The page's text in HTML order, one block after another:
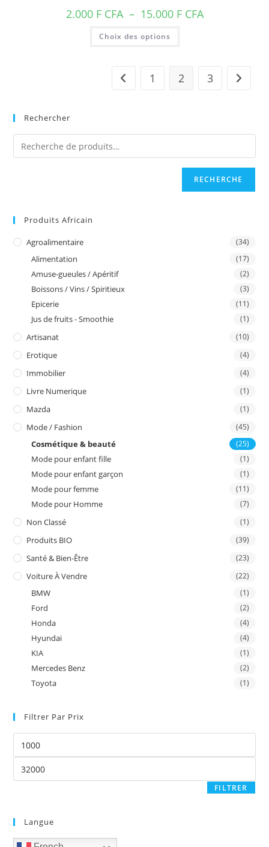
2.000 F CFA – 15.000 F CFAde
Choix des options
Ce
a
options
1 2 3
Rechercher
RECHERCHE
Produits Africain
Agroalimentaire (34)
Alimentation (17)
Amuse-gueules / Apéritif (2)
Boissons / Vins / Spiritieux (3)
Epicerie (11)
Jus de fruits - Smoothie (1)
Artisanat (10)
Erotique (4)
Immobilier (4)
Livre Numerique (1)
Mazda (1)
Mode / Fashion (45)
Cosmétique & beauté (25)
Mode pour enfant fille (1)
Mode pour enfant garçon (1)
Mode pour femme (11)
Mode pour Homme (7)
Non Classé (1)
Produits BIO (39)
Santé & Bien-Être (23)
Voiture À Vendre (22)
BMW (1)
Ford (2)
Honda (4)
Hyundai (4)
KIA (1)
Mercedes Benz (2)
Toyota (1)
Filtrer Par Prix
min
max
FILTRER
Langue